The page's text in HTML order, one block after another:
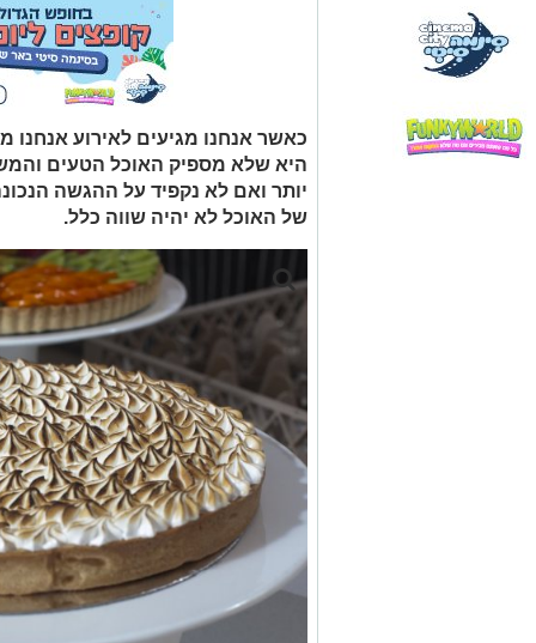
כאשר אנחנו מגיעים לאירוע
היא שלא מספיק האוכל הטעים
יותר ואם לא נקפיד על ההגשה
של האוכל לא יהיה שווה כלל.